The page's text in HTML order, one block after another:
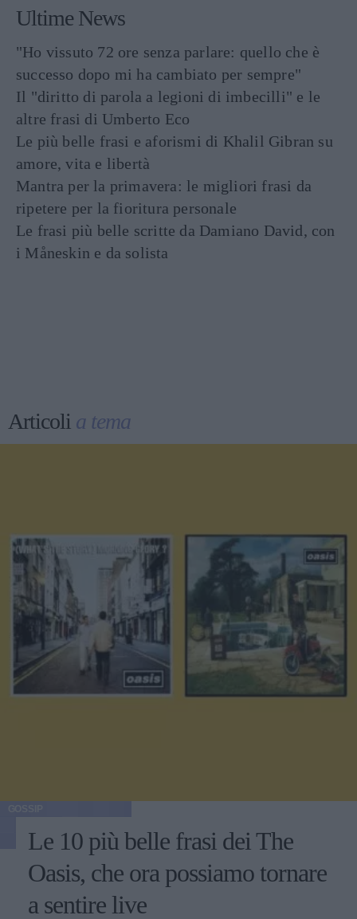
Ultime News
"Ho vissuto 72 ore senza parlare: quello che è
successo dopo mi ha cambiato per sempre"
Il "diritto di parola a legioni di imbecilli" e le
altre frasi di Umberto Eco
Le più belle frasi e aforismi di Khalil Gibran su
amore, vita e libertà
Mantra per la primavera: le migliori frasi da
ripetere per la fioritura personale
Le frasi più belle scritte da Damiano David, con
i Måneskin e da solista
Articoli a tema
Le 10 più belle frasi dei The
Oasis, che ora possiamo tornare
a sentire live